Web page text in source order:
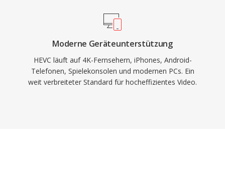
Moderne Geräteunterstützung
HEVC läuft auf 4K-Fernsehern, iPhones, Android-
Telefonen, Spielekonsolen und modernen PCs. Ein
weit verbreiteter Standard für hocheffizientes Video.